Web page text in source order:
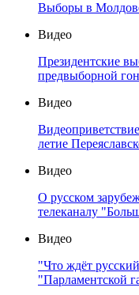
Выборы в
Видео
Президентские
предвыборной
Видео
летие
Видео
О русском
телеканалу
Видео
"Что ждёт
"Парламентской